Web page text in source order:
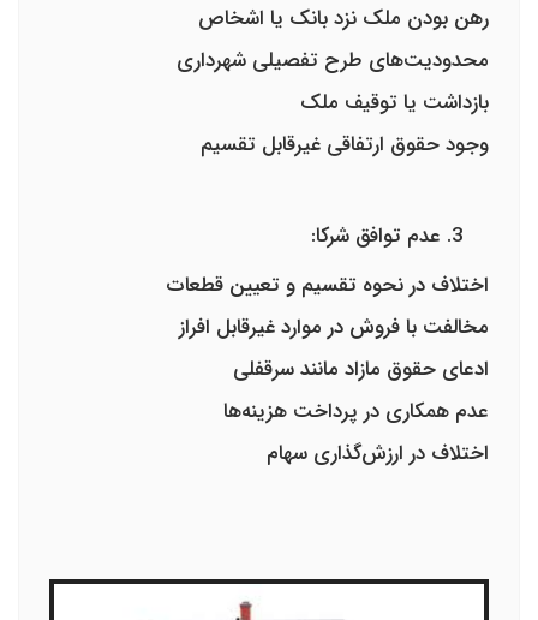
رهن بودن ملک نزد بانک یا اشخاص
محدودیت‌های طرح تفصیلی شهرداری
بازداشت یا توقیف ملک
وجود حقوق ارتفاقی غیرقابل تقسیم
عدم توافق شرکا:
اختلاف در نحوه تقسیم و تعیین قطعات
مخالفت با فروش در موارد غیرقابل افراز
ادعای حقوق مازاد مانند سرقفلی
عدم همکاری در پرداخت هزینه‌ها
اختلاف در ارزش‌گذاری سهام